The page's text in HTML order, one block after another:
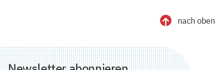
nach oben